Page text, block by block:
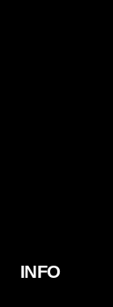
INFO